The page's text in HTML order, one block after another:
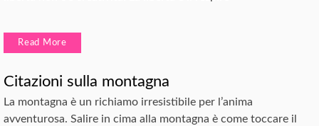
Read More
Citazioni sulla montagna
La montagna è un richiamo irresistibile per l’anima
avventurosa. Salire in cima alla montagna è come toccare il